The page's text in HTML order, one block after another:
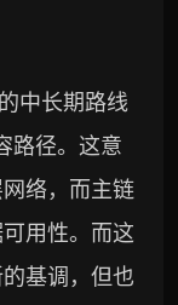
中长期路线
路径。这意
络，而主链
用性。而这
基调，但也